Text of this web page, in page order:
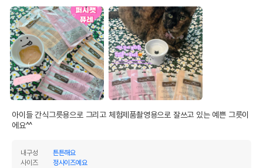
아이들 간식그릇용으로 그리고 체험제품촬영용으로 잘쓰고 있는 예쁜 그릇이
에요^^
내구성
튼튼해요
사이즈
정사이즈예요